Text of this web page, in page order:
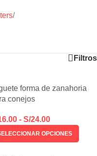
/
Filtros
forma de zanahoria
conejos
- S/24.00
OPCIONES